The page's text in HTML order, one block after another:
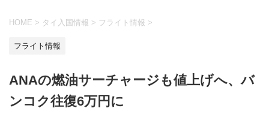
HOME > タイ入国情報 > フライト情報 >
フライト情報
ANAの燃油サーチャージも値上げへ、バ
ンコク往復6万円に